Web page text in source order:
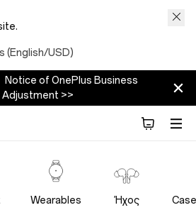
(English/USD)
Notice of OnePlus Business
Adjustment >>
Wearables Ήχος